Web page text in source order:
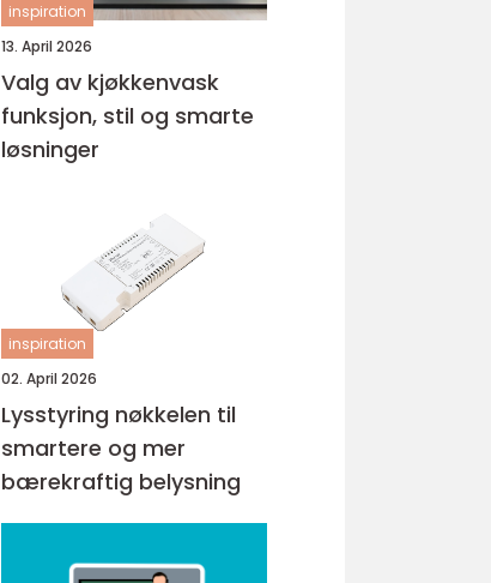
inspiration
13. April 2026
Valg av kjøkkenvask
funksjon, stil og smarte
løsninger
inspiration
02. April 2026
Lysstyring nøkkelen til
smartere og mer
bærekraftig belysning